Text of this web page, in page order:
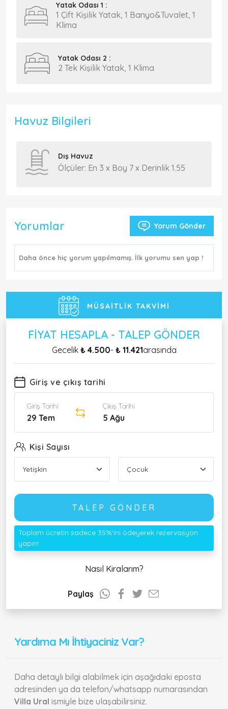
Yatak Odası 1 :
1 Çift Kişilik Yatak, 1 Banyo&Tuvalet, 1
Klima
Yatak Odası 2 :
2 Tek Kişilik Yatak, 1 Klima
Havuz Bilgileri
Dış Havuz
Ölçüler: En 3 x Boy 7 x Derinlik 1.55
Yorumlar Yorum Gönder
Daha önce hiç yorum yapılmamış. İlk yorumu sen yap !
MÜSAITLIK TAKVIMI
FIYAT HESAPLA - TALEP GÖNDER
Gecelik ₺ 4.500- ₺ 11.421arasında
Giriş ve çıkış tarihi
Giriş Tarihi
29 Tem
Çıkış Tarihi
5 Ağu
Kişi Sayısı
TALEP GÖNDER
Toplam ücretin sadece 35%'ini ödeyerek rezervasyon
yapın!
Nasıl Kiralarım?
Paylaş
Yardıma Mı İhtiyaciniz Var?
Daha detaylı bilgi alabilmek için aşağıdaki eposta
adresinden ya da telefon/whatsapp numarasından
Villa Ural ismiyle bize ulaşabilirsiniz.